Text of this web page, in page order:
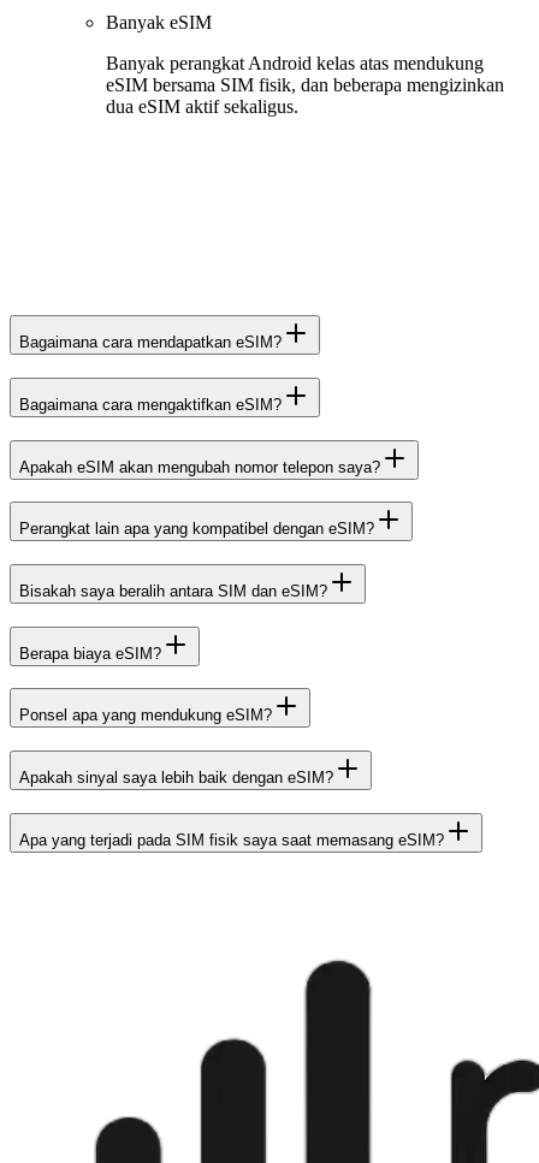
Banyak eSIM
Banyak perangkat Android kelas atas mendukung
eSIM bersama SIM fisik, dan beberapa mengizinkan
dua eSIM aktif sekaligus.
Bagaimana cara mendapatkan eSIM?
Bagaimana cara mengaktifkan eSIM?
Apakah eSIM akan mengubah nomor telepon saya?
Perangkat lain apa yang kompatibel dengan eSIM?
Bisakah saya beralih antara SIM dan eSIM?
Berapa biaya eSIM?
Ponsel apa yang mendukung eSIM?
Apakah sinyal saya lebih baik dengan eSIM?
Apa yang terjadi pada SIM fisik saya saat memasang eSIM?